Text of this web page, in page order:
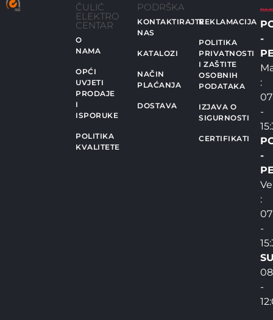
ČULIĆ
ELEKTRO
CENTAR
O
NAMA
OPĆI
UVJETI
PRODAJE
I
ISPORUKE
POLITIKA
KVALITETE
PODRŠKA
KONTAKTIRAJTE
NAS
KATALOZI
NAČIN
PLAĆANJA
DOSTAVA
REKLAMACIJA
POLITIKA
PRIVATNOSTI
I ZAŠTITE
OSOBNIH
PODATAKA
IZJAVA O
SIGURNOSTI
CERTIFIKATI
-
:
-
-
:
-
-